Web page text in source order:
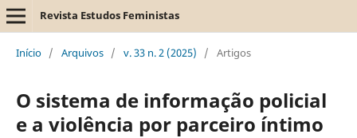
Revista Estudos Feministas
Início / Arquivos / v. 33 n. 2 (2025) / Artigos
O sistema de informação policial
e a violência por parceiro íntimo